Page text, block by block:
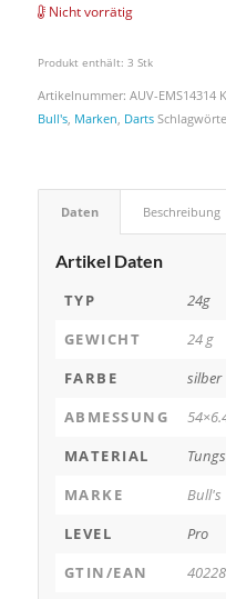
Nicht vorrätig
Produkt enthält: 3 Stk
Artikelnummer: AUV-EMS14314
Bull's, Marken Darts
Daten Beschreibung
Artikel Daten
TYP
24g
GEWICHT
24 g
FARBE
silber
ABMESSUNG
MATERIAL
MARKE
Bull's
LEVEL
Pro
GTIN/EAN